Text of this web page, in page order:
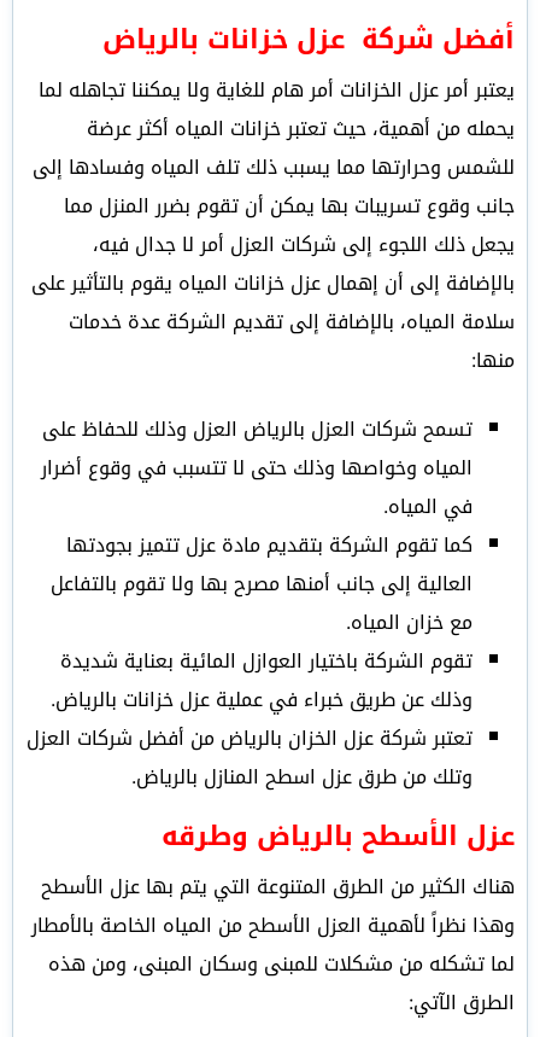
أفضل شركة عزل خزانات بالرياض
يعتبر أمر عزل الخزانات أمر هام للغاية ولا يمكننا تجاهله لما
يحمله من أهمية، حيث تعتبر خزانات المياه أكثر عرضة
للشمس وحرارتها مما يسبب ذلك تلف المياه وفسادها إلى
جانب وقوع تسريبات بها يمكن أن تقوم بضرر المنزل مما
يجعل ذلك اللجوء إلى شركات العزل أمر لا جدال فيه،
بالإضافة إلى أن إهمال عزل خزانات المياه يقوم بالتأثير على
سلامة المياه، بالإضافة إلى تقديم الشركة عدة خدمات
منها:
تسمح شركات العزل بالرياض العزل وذلك للحفاظ على
المياه وخواصها وذلك حتى لا تتسبب في وقوع أضرار
في المياه.
كما تقوم الشركة بتقديم مادة عزل تتميز بجودتها
العالية إلى جانب أمنها مصرح بها ولا تقوم بالتفاعل
مع خزان المياه.
تقوم الشركة باختيار العوازل المائية بعناية شديدة
وذلك عن طريق خبراء في عملية عزل خزانات بالرياض.
تعتبر شركة عزل الخزان بالرياض من أفضل شركات العزل
وتلك من طرق عزل اسطح المنازل بالرياض.
عزل الأسطح بالرياض وطرقه
هناك الكثير من الطرق المتنوعة التي يتم بها عزل الأسطح
وهذا نظراً لأهمية العزل الأسطح من المياه الخاصة بالأمطار
لما تشكله من مشكلات للمبنى وسكان المبنى، ومن هذه
الطرق الآتي: